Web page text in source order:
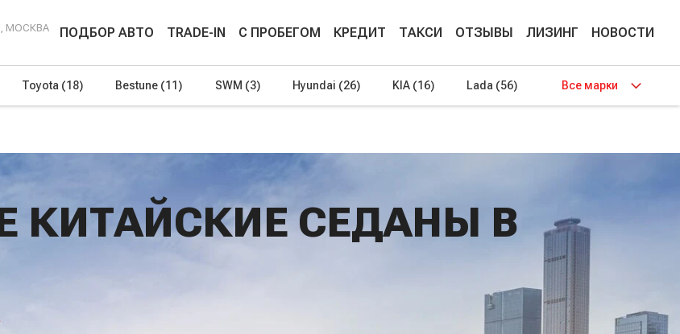
МОСКВА
ПОДБОР АВТО TRADE-IN С ПРОБЕГОМ КРЕДИТ ТАКСИ ОТЗЫВЫ ЛИЗИНГ НОВОСТИ
Toyota (18) Bestune (11) SWM (3) Hyundai (26) KIA (16) Lada (56) Все марки
КИТАЙСКИЕ СЕДАНЫ В